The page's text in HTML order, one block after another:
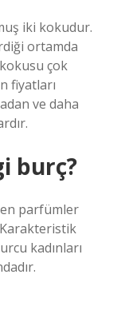
iki kokudur.
ortamda
çok
fiyatları
ve daha
burç?
parfümler
kadınları